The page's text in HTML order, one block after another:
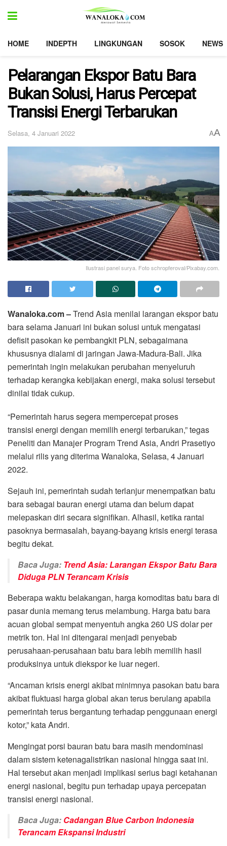
HOME INDEPTH LINGKUNGAN SOSOK NEWS
Pelarangan Ekspor Batu Bara
Bukan Solusi, Harus Percepat
Transisi Energi Terbarukan
Selasa, 4 Januari 2022 AA
Ilustrasi panel surya. Foto schropferoval/Pixabay.com.
Wanaloka.com –Trend Asia menilai larangan ekspor batu
bara selama Januari ini bukan solusi untuk mengatasi
defisit pasokan ke pembangkit PLN, sebagaimana
khususnya dialami di jaringan Jawa-Madura-Bali. Jika
pemerintah ingin melakukan perubahan menyeluruh
terhadap kerangka kebijakan energi, maka solusi tersebut
dinilai tidak cukup.
“Pemerintah harus segera mempercepat proses
transisi energi dengan memilih energi terbarukan,” tegas
Peneliti dan Manajer Program Trend Asia, Andri Prasetiyo
melalui rilis yang diterima Wanaloka, Selasa, 4 Januari
2022.
Sejauh ini, pemerintah sudah terlanjur menempatkan batu
bara sebagai bauran energi utama dan belum dapat
melepaskan diri secara signifikan. Alhasil, ketika rantai
pasoknya bermasalah, bayang-bayang krisis energi terasa
begitu dekat.
Baca Juga: Trend Asia: Larangan Ekspor Batu Bara
Diduga PLN Terancam Krisis
Beberapa waktu belakangan, harga komoditas batu bara di
pasar dunia memang terus melambung. Harga batu bara
acuan global sempat menyentuh angka 260 US dolar per
metrik ton. Hal ini ditengarai menjadi penyebab
perusahaan-perusahaan batu bara lebih memilih hasil
produksinya untuk diekspor ke luar negeri.
“Ancaman krisis energi akibat minimnya pasokan batu bara
akibat fluktuasi harga global akan terus berulang apabila
pemerintah terus bergantung terhadap penggunaan energi
kotor,” kata Andri.
Mengingat porsi bauran batu bara masih mendominasi
dalam sistem ketenagalistrikan nasional hingga saat ini.
Hal tersebut akan menjadi implikasi serius bagi ketahanan
energi nasional, begitu pun terhadap upaya percepatan
transisi energi nasional.
Baca Juga: Cadangan Blue Carbon Indonesia
Terancam Ekspansi Industri